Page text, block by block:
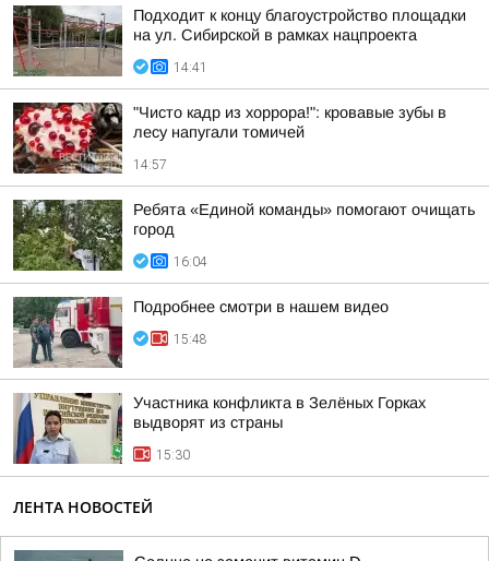
Подходит к концу благоустройство площадки
на ул. Сибирской в рамках нацпроекта
14:41
"Чисто кадр из хоррора!": кровавые зубы в
лесу напугали томичей
14:57
Ребята «Единой команды» помогают очищать
город
16:04
Подробнее смотри в нашем видео
15:48
Участника конфликта в Зелёных Горках
выдворят из страны
15:30
ЛЕНТА НОВОСТЕЙ